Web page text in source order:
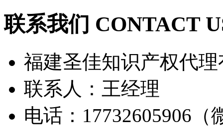
联系我们 CONTACT
福建圣佳知识产权代
联系人：王经理
电话：17732605906（